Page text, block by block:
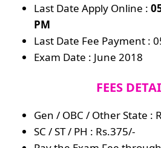
Last Date Apply Online :
PM
Last Date Fee Payment :
Exam Date : June 2018
FEES
Gen / OBC / Other State :
SC / ST / PH : Rs.375/-